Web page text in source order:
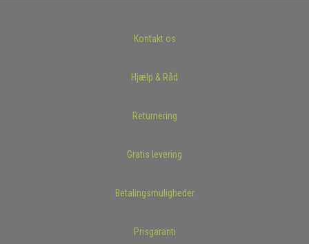
Kontakt os
Hjælp & Råd
Returnering
Gratis levering
Betalingsmuligheder
Prisgaranti